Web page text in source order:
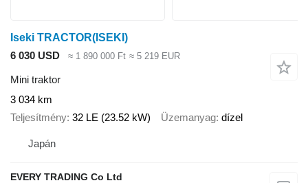
Iseki TRACTOR(ISEKI)
6 030 USD
≈ 1 890 000 Ft ≈ 5 219 EUR
Mini traktor
3 034 km
Teljesítmény 32 LE (23.52 kW) Üzemanyag dízel
Japán
EVERY TRADING Co Ltd